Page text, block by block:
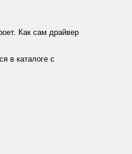
Как сам драйвер
в каталоге с